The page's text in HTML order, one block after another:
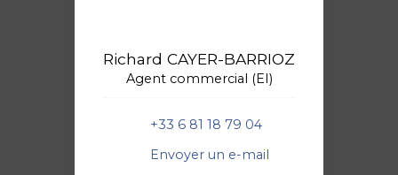
Richard CAYER-BARRIOZ
Agent commercial (EI)
+33 6 81 18 79 04
Envoyer un e-mail